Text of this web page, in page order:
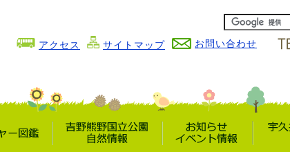
アクセス サイトマップ お問い合わせ